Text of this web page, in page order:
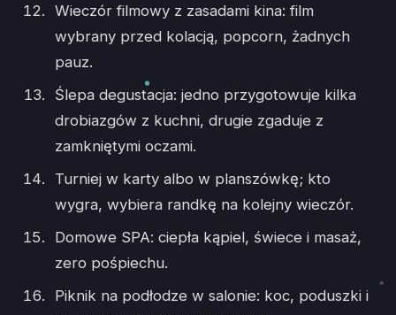
Wieczór filmowy z zasadami kina: film
wybrany przed kolacją, popcorn, żadnych
pauz.
Ślepa degustacja: jedno przygotowuje kilka
drobiazgów z kuchni, drugie zgaduje z
zamkniętymi oczami.
Turniej w karty albo w planszówkę; kto
wygra, wybiera randkę na kolejny wieczór.
Domowe SPA: ciepła kąpiel, świece i masaż,
zero pośpiechu.
Piknik na podłodze w salonie: koc, poduszki i